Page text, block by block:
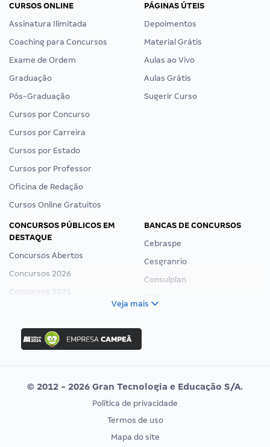
CURSOS ONLINE
Assinatura Ilimitada
Coaching para Concursos
Exame de Ordem
Graduação
Pós-Graduação
Cursos por Concurso
Cursos por Carreira
Cursos por Estado
Cursos por Professor
Oficina de Redação
Cursos Online Gratuitos
PÁGINAS ÚTEIS
Depoimentos
Material Grátis
Aulas ao Vivo
Aulas Grátis
Sugerir Curso
CONCURSOS PÚBLICOS EM
DESTAQUE
Concursos Abertos
Concursos 2026
Concursos 2025
Concurso Ibama
Concurso MPU
Editais publicados
BANCAS DE CONCURSOS
Cebraspe
Cesgranrio
Consulplan
Vunesp
CONCURSOS POR PROFISSÃO
EXAME DE ORDEM
Veja mais
© 2012 - 2026 Gran Tecnologia e Educação S/A.
Política de privacidade
Termos de uso
Mapa do site